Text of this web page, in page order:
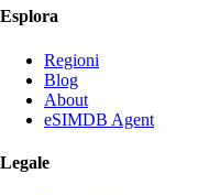
Esplora
Regioni
Blog
About
eSIMDB Agent
Legale